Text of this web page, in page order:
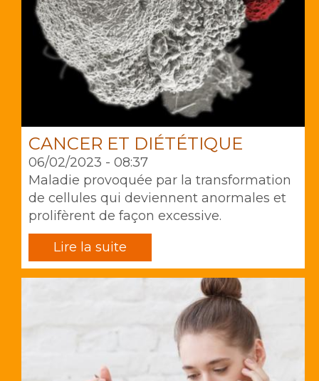
CANCER ET DIÉTÉTIQUE
06/02/2023 - 08:37
Maladie provoquée par la transformation
de cellules qui deviennent anormales et
prolifèrent de façon excessive.
Lire la suite